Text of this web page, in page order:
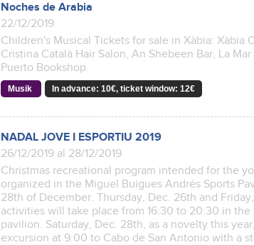
Noches de Arabia
22/12/2019
Children's Musical Tickets for sale in Xàbia: Xàbia
Cristina Català Hair Salon, An Shebeen Bar, La
Puerto Bookshop.
Musik In advance: 10€, ticket window: 12€
NADAL JOVE I ESPORTIU 2019
26/12/2019 al 28/12/2019
Christmas recreational program intended for the
organized in the Miguel Buigues Andrés Sports
28th of December. Thursday, Dec. 26th and
activities will take place from 16:30 to 20:30 in the
pavilion. Saturday, Dec. 28th, as a novelty this
excursion at 9:00 to Cabo de San Antonio with a